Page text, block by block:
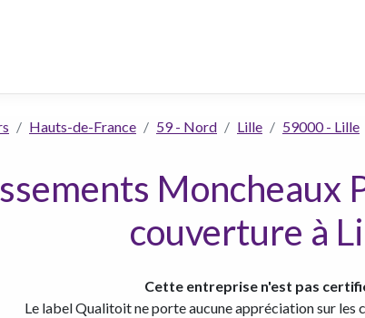
Hauts-de-France 59 - Nord Lille 59000 - Lille
Moncheaux
couverture à
Cette entreprise n'est pas
Le label Qualitoit ne porte aucune appréciation sur